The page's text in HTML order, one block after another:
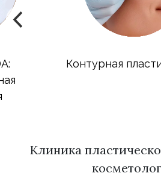
Контурная пластика лица
Клиника